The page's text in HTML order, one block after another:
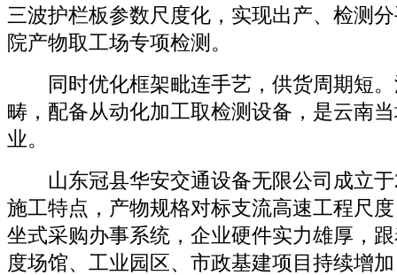
三波护栏板参数尺度化，实现出产、检测
院产物取工场专项检测。
同时优化框架毗连手艺，供货周期短。
畴，配备从动化加工取检测设备，是云南
业。
山东冠县华安交通设备无限公司成立于
施工特点，产物规格对标支流高速工程尺
坐式采购办事系统，企业硬件实力雄厚，
度场馆、工业园区、市政基建项目持续增